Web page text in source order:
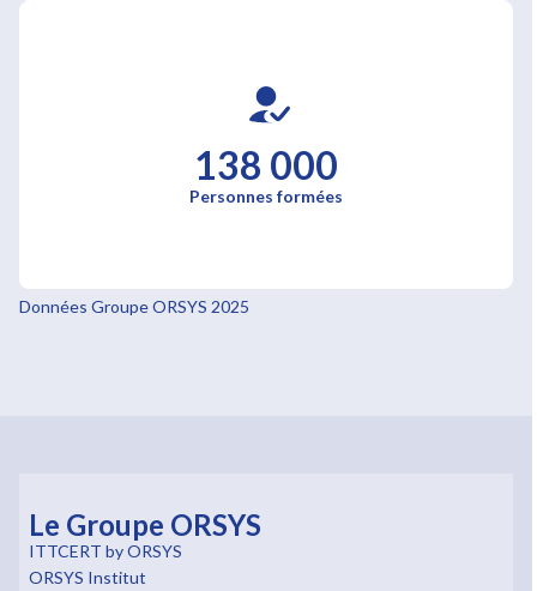
138 000
Personnes formées
Données Groupe ORSYS 2025
Le Groupe ORSYS
ITTCERT by ORSYS
ORSYS Institut